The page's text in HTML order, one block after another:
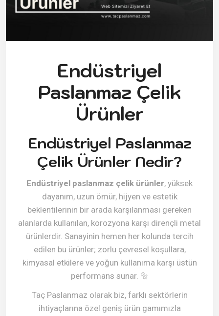
Endüstriyel
Paslanmaz Çelik
Ürünler
Endüstriyel Paslanmaz
Çelik Ürünler Nedir?
Endüstriyel paslanmaz çelik ürünler, yüksek
dayanım, uzun ömür, hijyen ve estetik
beklentilerinin bir arada karşılanması gereken
alanlarda kullanılan, korozyona karşı dirençli metal
ürünlerdir. Sanayinin hemen her kolunda tercih
edilen bu ürünler; zorlu çevresel koşullara,
kimyasal etkilere ve yoğun kullanıma karşı üstün
performans sunar. 🔩
Taç Paslanmaz olarak biz, farklı sektörlerin
ihtiyaçlarına özel geniş ürün gamımızla